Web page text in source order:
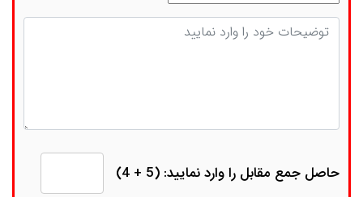
توضیحات
حاصل جمع مقابل را وارد نمایید: (5 + 4)